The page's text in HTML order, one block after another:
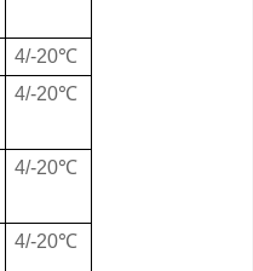
4/-20℃
4/-20℃
4/-20℃
4/-20℃